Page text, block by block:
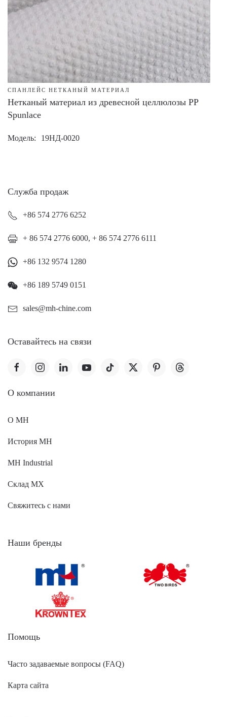
СПАНЛЕЙС НЕТКАНЫЙ МАТЕРИАЛ
Нетканый материал из древесной целлюлозы PP
Spunlace
Модель 19НД-0020
Служба продаж
+86 574 2776 6252
+ 86 574 2776 6000, + 86 574 2776 6111
+86 132 9574 1280
+86 189 5749 0151
sales@mh-chine.com
Оставайтесь на связи
O компании
О MH
История MH
MH Industrial
Склад МХ
Свяжитесь с нами
Наши бренды
Помощь
Часто задаваемые вопросы (FAQ)
Карта сайта